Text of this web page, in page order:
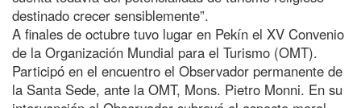
destinado crecer sensiblemente”.
A finales de octubre tuvo lugar en Pekín el XV Convenio
de la Organización Mundial para el Turismo (OMT).
Participó en el encuentro el Observador permanente de
la Santa Sede, ante la OMT, Mons. Pietro Monni. En su